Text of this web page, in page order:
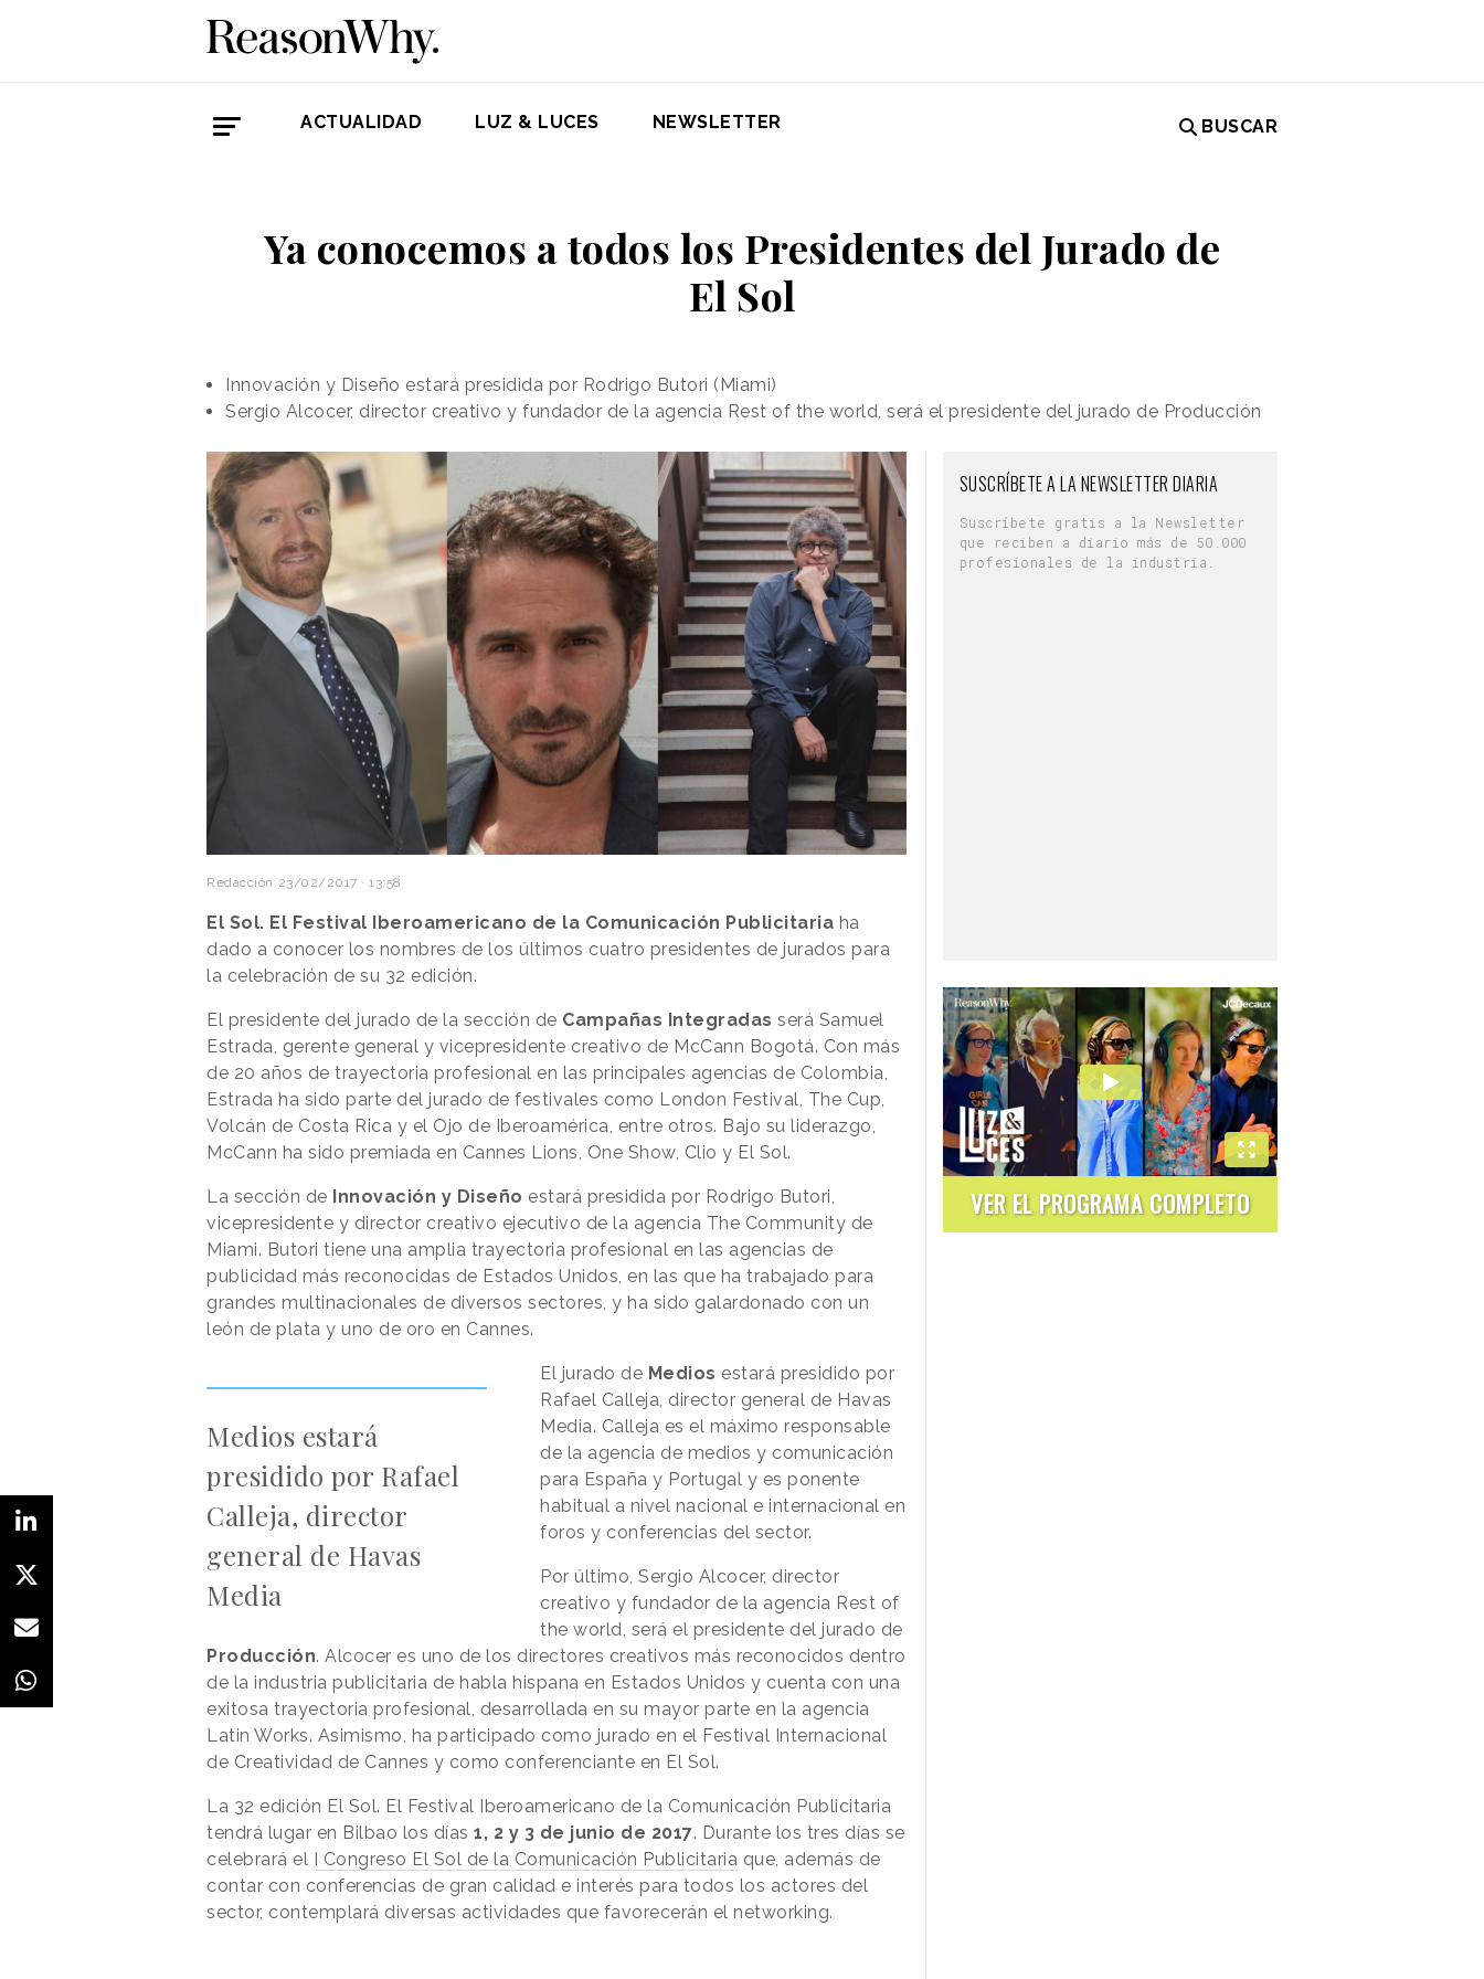
ACTUALIDAD LUZ & LUCES NEWSLETTER BUSCAR
Ya conocemos a todos los Presidentes del Jurado de
El Sol
Innovación y Diseño estará presidida por Rodrigo Butori (Miami)
Sergio Alcocer, director creativo y fundador de la agencia Rest of the world, será el presidente del jurado de Producción
Redacción 23/02/2017 · 13:58
El Sol. El Festival Iberoamericano de la Comunicación Publicitaria ha
dado a conocer los nombres de los últimos cuatro presidentes de jurados para
la celebración de su 32 edición.
El presidente del jurado de la sección de Campañas Integradas será Samuel
Estrada, gerente general y vicepresidente creativo de McCann Bogotá. Con más
de 20 años de trayectoria profesional en las principales agencias de Colombia,
Estrada ha sido parte del jurado de festivales como London Festival, The Cup,
Volcán de Costa Rica y el Ojo de Iberoamérica, entre otros. Bajo su liderazgo,
McCann ha sido premiada en Cannes Lions, One Show, Clio y El Sol.
La sección de Innovación y Diseño estará presidida por Rodrigo Butori,
vicepresidente y director creativo ejecutivo de la agencia The Community de
Miami. Butori tiene una amplia trayectoria profesional en las agencias de
publicidad más reconocidas de Estados Unidos, en las que ha trabajado para
grandes multinacionales de diversos sectores, y ha sido galardonado con un
león de plata y uno de oro en Cannes.
Medios estará
presidido por Rafael
Calleja, director
general de Havas
Media
El jurado de Medios estará presidido por
Rafael Calleja, director general de Havas
Media. Calleja es el máximo responsable
de la agencia de medios y comunicación
para España y Portugal y es ponente
habitual a nivel nacional e internacional en
foros y conferencias del sector.
Por último, Sergio Alcocer, director
creativo y fundador de la agencia Rest of
the world, será el presidente del jurado de
Producción. Alcocer es uno de los directores creativos más reconocidos dentro
de la industria publicitaria de habla hispana en Estados Unidos y cuenta con una
exitosa trayectoria profesional, desarrollada en su mayor parte en la agencia
Latin Works. Asimismo, ha participado como jurado en el Festival Internacional
de Creatividad de Cannes y como conferenciante en El Sol.
La 32 edición El Sol. El Festival Iberoamericano de la Comunicación Publicitaria
tendrá lugar en Bilbao los días 1, 2 y 3 de junio de 2017. Durante los tres días se
celebrará el I Congreso El Sol de la Comunicación Publicitaria que, además de
contar con conferencias de gran calidad e interés para todos los actores del
sector, contemplará diversas actividades que favorecerán el networking.
SUSCRÍBETE A LA NEWSLETTER DIARIA
Suscríbete gratis a la Newsletter
que reciben a diario más de 50.000
profesionales de la industria.
VER EL PROGRAMA COMPLETO